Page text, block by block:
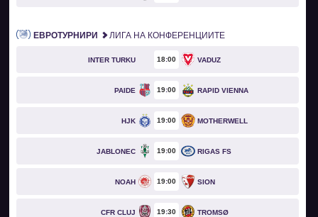
ЕВРОТУРНИРИ ЛИГА НА КОНФЕРЕНЦИИТЕ
INTER TURKU 18 00 VADUZ
PAIDE 19 00 RAPID VIENNA
HJK 19 00 MOTHERWELL
JABLONEC 19 00 RIGAS FS
NOAH 19 00 SION
CFR CLUJ 19 30 TROMSØ